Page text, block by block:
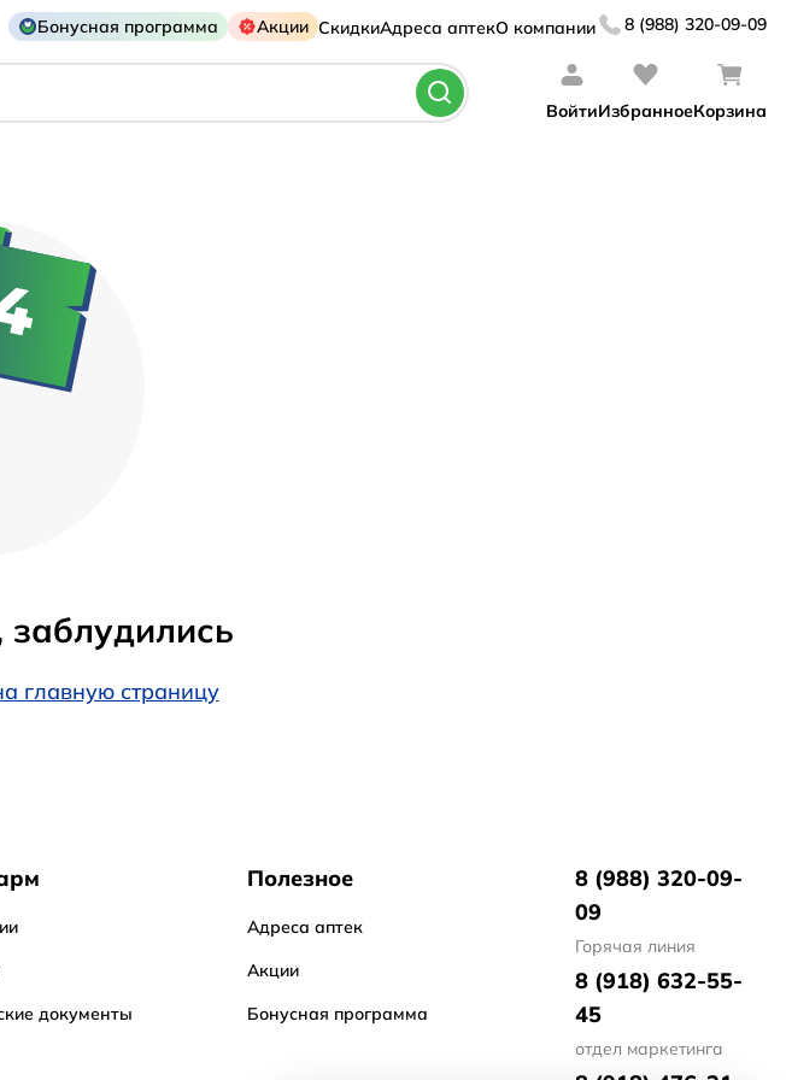
Бонусная программа Акции СкидкиАдреса аптекО компании 8 (988) 320-09-09
ВойтиИзбранноеКорзина
главную страницу
документы
Полезное
Адреса аптек
Акции
Бонусная программа
8 (988) 320-09-
09
Горячая линия
8 (918) 632-55-
45
отдел маркетинга